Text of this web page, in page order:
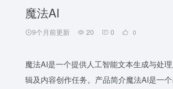
魔法AI
9个月前更新 20 0 0
魔法AI是一个提供人工智能文本生成与处
辑及内容创作任务。产品简介魔法AI是一